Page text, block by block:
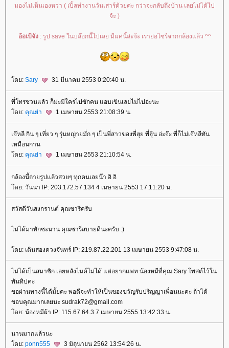
มองไม่เห็นเองหว่า ( เปิ้ลทำงานวันเสาร์ด้วยค่ะ กว่าจะกลับถึงบ้าน เลยไม่ได้ไป
จ้ะ )
อ้อเป้จัง: รูป save ในบล๊อกนี้ไปเลย มีแค่นี้ล่ะจ้ะ เราย่อไซร์จากกล้องแล้ว ^^
ดย: Sary 31 มีนาคม 2553 0:20:40 น.
พี่โทรชวนแล้ว ก็ม่ะมีใครไปซักคน แอบเขินเลยไม่ไปอ่ะนะ
ดย: คุณย่า 1 เมษายน 2553 21:08:39 น.
เจ๊หลี กิน ๆ เที่ยว ๆ รุ่นหญ่ายมั่ก ๆ เป็นพี่สาวของพี่ฮุย พี่ฮุ้น อ่ะจ๊ะ พี่ก็ไม่เจ๊หลีทัน
เหมือนกาน
ดย: คุณย่า 1 เมษายน 2553 21:10:54 น.
กล้องนี้ถ่ายรูปแล้วสวยๆ ทุกคนเลยน๊า อิ อิ
ดย: วันนา IP: 203.172.57.134 4 เมษายน 2553 17:11:20 น.
สวัสดีวันสงกรานต์ คุณซารี่ครับ
ไม่ได้มาทักซะนาน คุณซารี่สบายดีนะครับ :)
ดย: เดินสองดวงจันทร์ IP: 219.87.22.201 13 เมษายน 2553 9:47:08 น.
ไม่ได้เป็นสมาชิก เลยหลังไมค์ไม่ได้ แต่อยากแพท น้องหมีที่คุณ Sary โพสต์ไว้ใน
พันทิปคะ
ขอผ่านทางนี้ได้มั้ยคะ พอดีจะทำให้เป็นของขวัญรับปริญญาเพื่อนนะคะ ถ้าได้
ขอบคุณมากเลยนะ sudrak72@gmail.com
ดย: น้องหมีผ้า IP: 115.67.64.3 7 เมษายน 2555 13:42:33 น.
นานมากแล้วนะ
ดย: ponn555 3 มิถุนายน 2562 13:54:26 น.